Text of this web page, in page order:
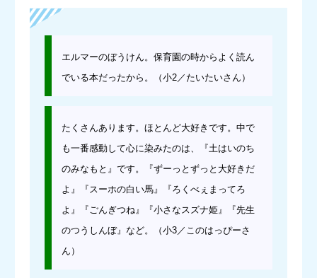
エルマーのぼうけん。保育園の時からよく読ん
でいる本だったから。（小2／たいたいさん）
たくさんあります。ほとんど大好きです。中で
も一番感動して心に染みたのは、『土はいのち
のみなもと』です。『ずーっとずっと大好きだ
よ』『スーホの白い馬』『ろくべぇまってろ
よ』『ごんぎつね』『小さなスズナ姫』『先生
のつうしんぼ』など。（小3／このはっぴーさ
ん）